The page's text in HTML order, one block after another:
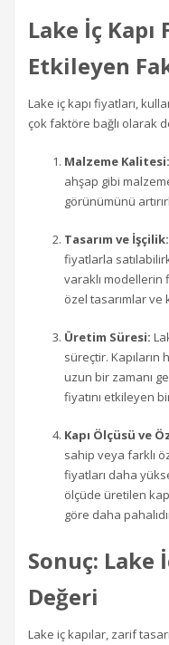
Lake İç Kapı
Etkileyen
Lake iç kapı fiyatları,
çok faktöre bağlı olarak
Malzeme Kalitesi:
ahşap gibi
görünümünü
Tasarım ve İşçilik:
fiyatlarla
varaklı modellerin
özel tasarımlar ve
Üretim Süresi:
süreçtir. Kapıların
uzun bir zamanı
fiyatını etkileyen
Kapı Ölçüsü ve
sahip veya farklı
fiyatları daha
ölçüde üretilen
göre daha
Sonuç: Lake
Değeri
Lake iç kapılar, zarif